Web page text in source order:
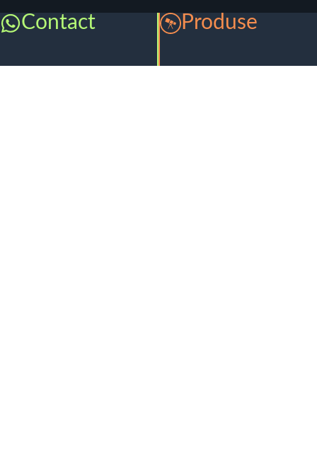
Contact Produse